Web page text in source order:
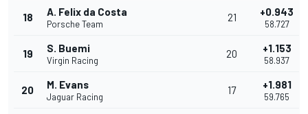
18 A. Felix da Costa
Porsche Team
21 +0.943
58.727
19 S. Buemi
Virgin Racing
20 +1.153
58.937
20 M. Evans
Jaguar Racing
17 +1.981
59.765